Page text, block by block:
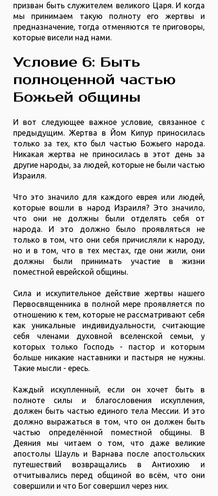
призван быть служителем великого Царя. И когда
мы принимаем такую полноту его жертвы и
предназначение, тогда отменяются те приговоры,
которые висели над нами.
Условие 6: Быть
полноценной частью
Божьей общины
И вот следующее важное условие, связанное с
предыдущим. Жертва в Йом Кипур приносилась
только за тех, кто был частью Божьего народа.
Никакая жертва не приносилась в этот день за
другие народы, за людей, которые не были частью
Израиля.
Что это значило для каждого еврея или людей,
которые вошли в народ Израиля? Это значило,
что они не должны были отделять себя от
народа. И это должно было проявляться не
только в том, что они себя причисляли к народу,
но и в том, что в тех местах, где они жили, они
должны были принимать участие в жизни
поместной еврейской общины.
Сила и искупительное действие жертвы нашего
Первосвященника в полной мере проявляется по
отношению к тем, которые не рассматривают себя
как уникальные индивидуальности, считающие
себя членами духовной вселенской семьи, у
которых только Господь - пастор и которым
больше никакие наставники и пастыря не нужны.
Такие мысли - ересь.
Каждый искупленный, если он хочет быть в
полноте силы и благословения искупления,
должен быть частью единого тела Мессии. И это
должно выражаться в том, что он должен быть
частью определённой поместной общины. В
Деяния мы читаем о том, что даже великие
апостолы Шауль и Варнава после апостольских
путешествий возвращались в Антиохию и
отчитывались перед общиной во всём, что они
совершили и что Бог совершил через них.